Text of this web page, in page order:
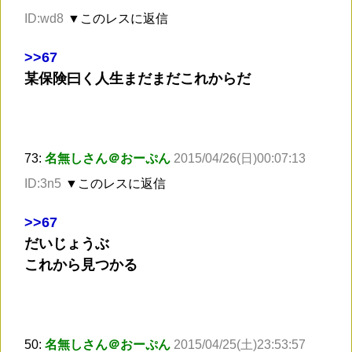
ID:wd8 ▼このレスに返信
>>67
某保険曰く人生まだまだこれからだ
73: 名無しさん＠おーぷん 2015/04/26(日)00:07:13
ID:3n5 ▼このレスに返信
>>67
だいじょうぶ
これから見つかる
50: 名無しさん＠おーぷん 2015/04/25(土)23:53:57